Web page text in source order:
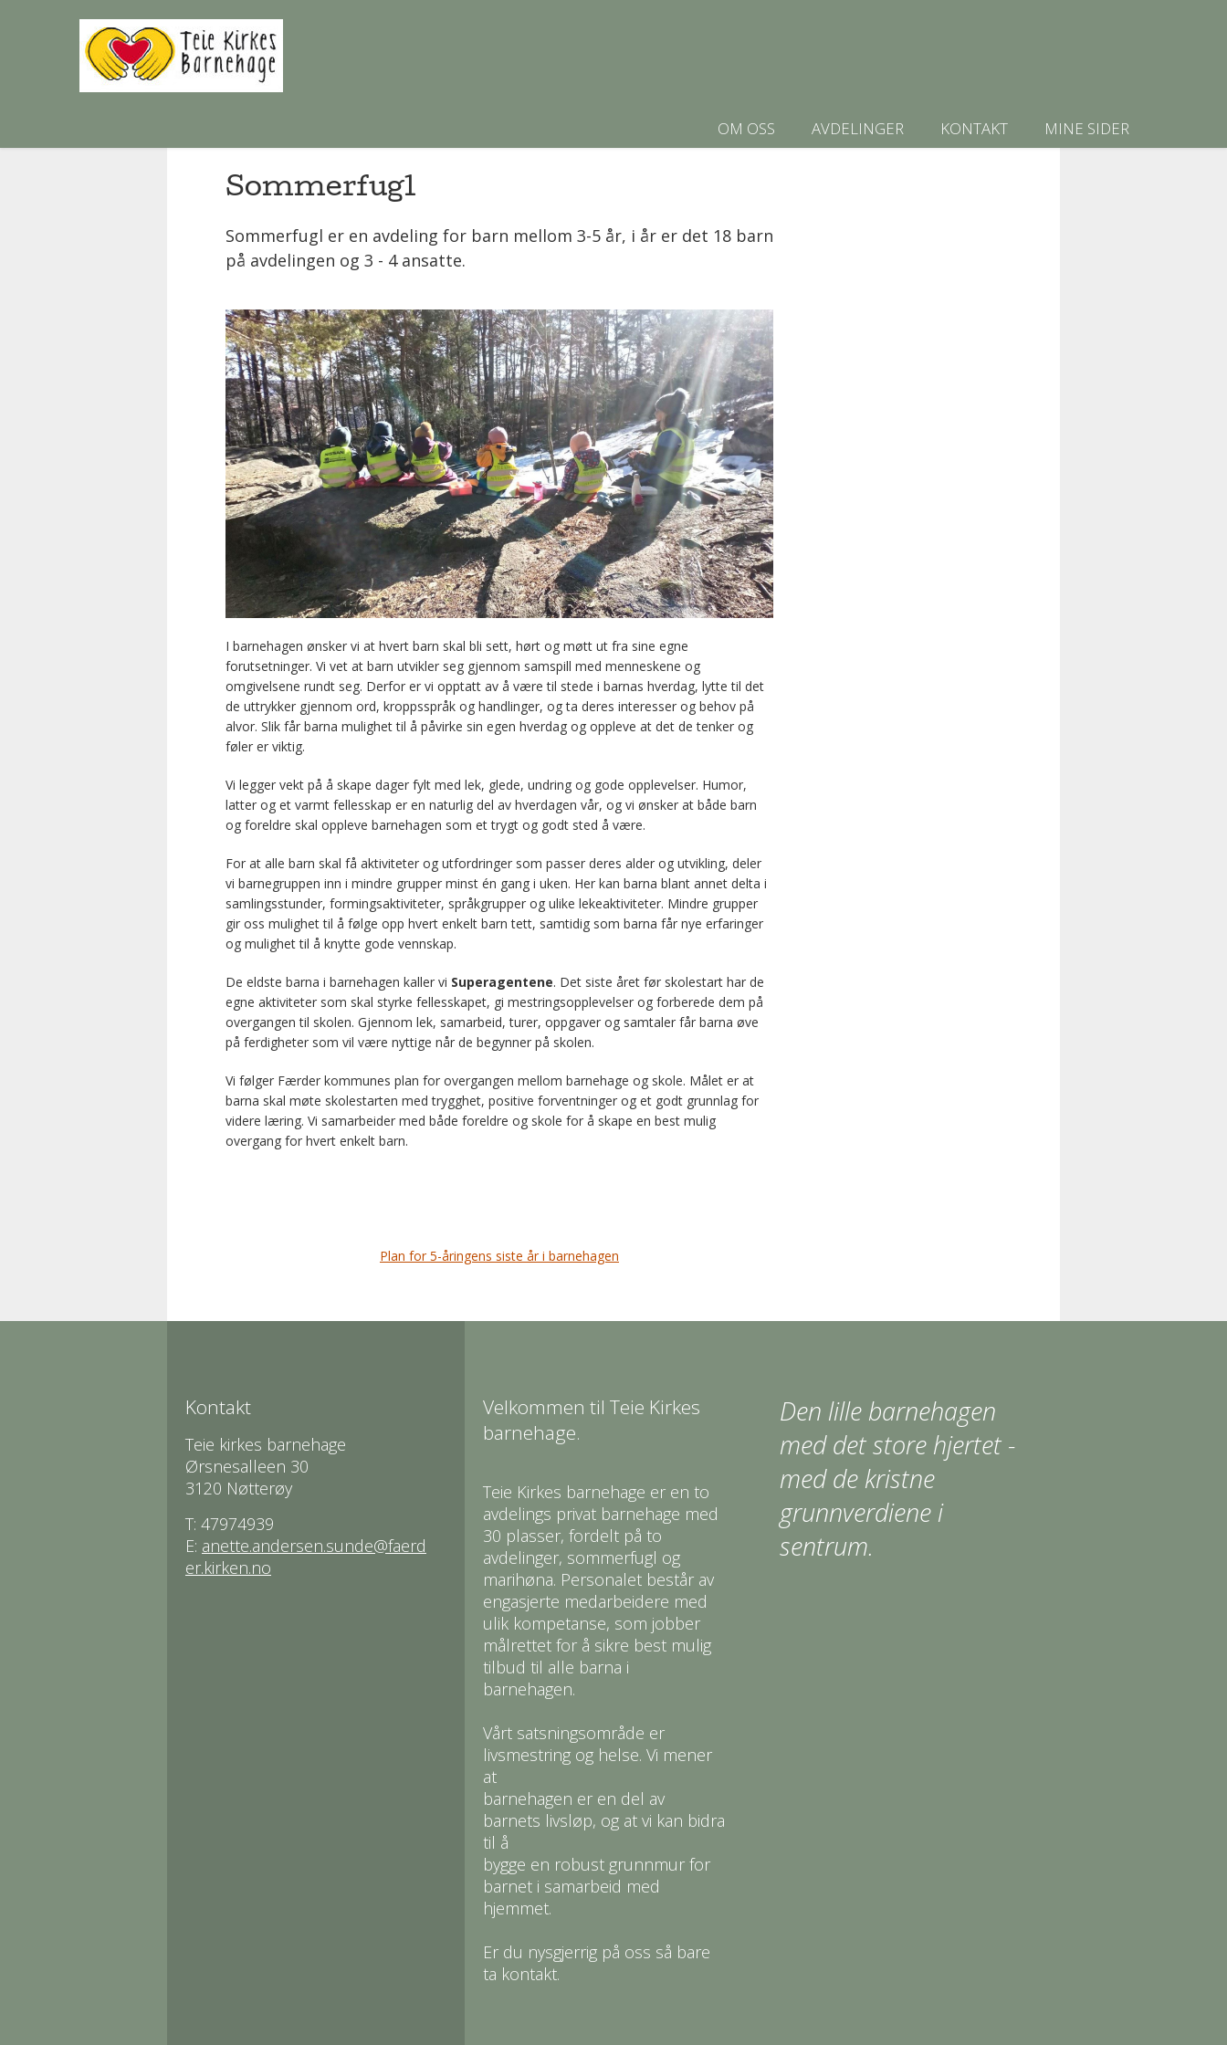
OM OSS AVDELINGER KONTAKT MINE SIDER
Sommerfugl
Sommerfugl er en avdeling for barn mellom 3-5 år, i år er det 18 barn
på avdelingen og 3 - 4 ansatte.
I barnehagen ønsker vi at hvert barn skal bli sett, hørt og møtt ut fra sine egne
forutsetninger. Vi vet at barn utvikler seg gjennom samspill med menneskene og
omgivelsene rundt seg. Derfor er vi opptatt av å være til stede i barnas hverdag, lytte til det
de uttrykker gjennom ord, kroppsspråk og handlinger, og ta deres interesser og behov på
alvor. Slik får barna mulighet til å påvirke sin egen hverdag og oppleve at det de tenker og
føler er viktig.
Vi legger vekt på å skape dager fylt med lek, glede, undring og gode opplevelser. Humor,
latter og et varmt fellesskap er en naturlig del av hverdagen vår, og vi ønsker at både barn
og foreldre skal oppleve barnehagen som et trygt og godt sted å være.
For at alle barn skal få aktiviteter og utfordringer som passer deres alder og utvikling, deler
vi barnegruppen inn i mindre grupper minst én gang i uken. Her kan barna blant annet delta i
samlingsstunder, formingsaktiviteter, språkgrupper og ulike lekeaktiviteter. Mindre grupper
gir oss mulighet til å følge opp hvert enkelt barn tett, samtidig som barna får nye erfaringer
og mulighet til å knytte gode vennskap.
De eldste barna i barnehagen kaller vi Superagentene. Det siste året før skolestart har de
egne aktiviteter som skal styrke fellesskapet, gi mestringsopplevelser og forberede dem på
overgangen til skolen. Gjennom lek, samarbeid, turer, oppgaver og samtaler får barna øve
på ferdigheter som vil være nyttige når de begynner på skolen.
Vi følger Færder kommunes plan for overgangen mellom barnehage og skole. Målet er at
barna skal møte skolestarten med trygghet, positive forventninger og et godt grunnlag for
videre læring. Vi samarbeider med både foreldre og skole for å skape en best mulig
overgang for hvert enkelt barn.
Plan for 5-åringens siste år i barnehagen
Kontakt
Teie kirkes barnehage
Ørsnesalleen 30
3120 Nøtterøy
T: 47974939
E: anette.andersen.sunde@faerd
er.kirken.no
Velkommen til Teie Kirkes
barnehage.
Teie Kirkes barnehage er en to
avdelings privat barnehage med
30 plasser, fordelt på to
avdelinger, sommerfugl og
marihøna. Personalet består av
engasjerte medarbeidere med
ulik kompetanse, som jobber
målrettet for å sikre best mulig
tilbud til alle barna i
barnehagen.
Vårt satsningsområde er
livsmestring og helse. Vi mener
at
barnehagen er en del av
barnets livsløp, og at vi kan bidra
til å
bygge en robust grunnmur for
barnet i samarbeid med
hjemmet.
Er du nysgjerrig på oss så bare
ta kontakt.
Den lille barnehagen
med det store hjertet -
med de kristne
grunnverdiene i
sentrum.